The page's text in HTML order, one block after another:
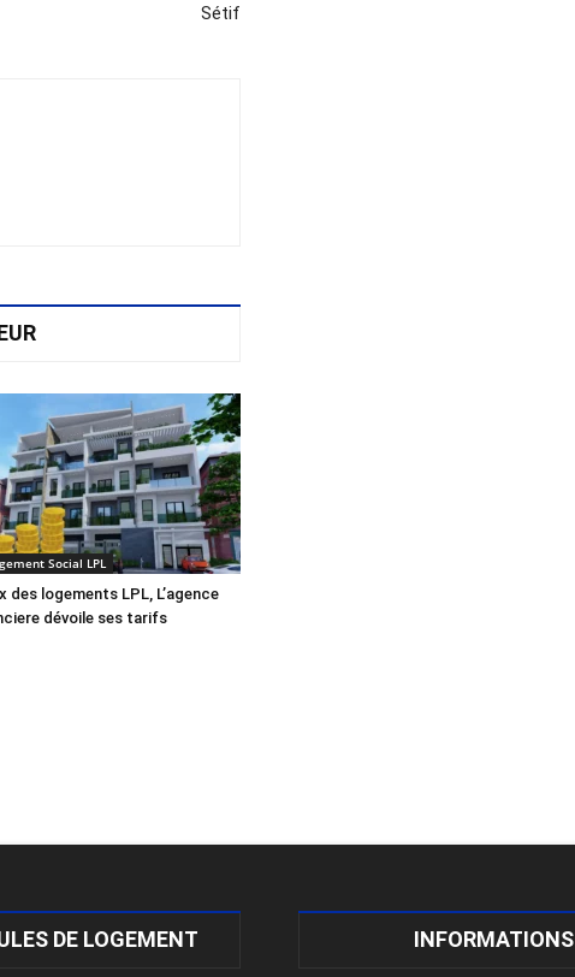
Sétif
Social LPL
des logements LPL, L’agence
dévoile ses tarifs
DE LOGEMENT INFORMATIONS